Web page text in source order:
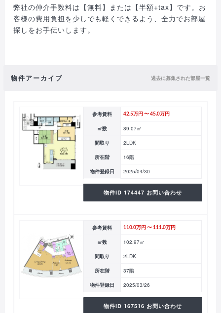
弊社の仲介手数料は【無料】または【半額+tax】です。お
客様の費用負担を少しでも軽くできるよう、全力でお部屋
探しをお手伝いします。
物件アーカイブ 過去に募集された部屋一覧
参考賃料 42.5万円 〜 45.0万円
㎡数 89.07㎡
間取り 2LDK
所在階 16階
物件登録日 2025/04/30
物件ID 174447 お問い合わせ
参考賃料 110.0万円 〜 111.0万円
㎡数 102.97㎡
間取り 2LDK
所在階 37階
物件登録日 2025/03/26
物件ID 167516 お問い合わせ